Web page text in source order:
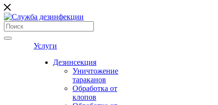
Услуги
Дезинсекция
Уничтожение
тараканов
Обработка от
клопов